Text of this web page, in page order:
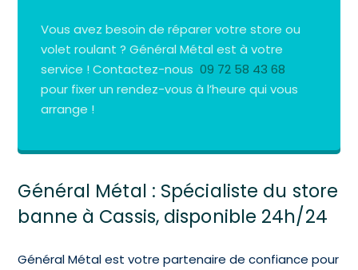
Vous avez besoin de réparer votre store ou
volet roulant ? Général Métal est à votre
service ! Contactez-nous09 72 58 43 68
pour fixer un rendez-vous à l’heure qui vous
arrange !
Général Métal : Spécialiste du store
banne à Cassis, disponible 24h/24
Général Métal est votre partenaire de confiance pour